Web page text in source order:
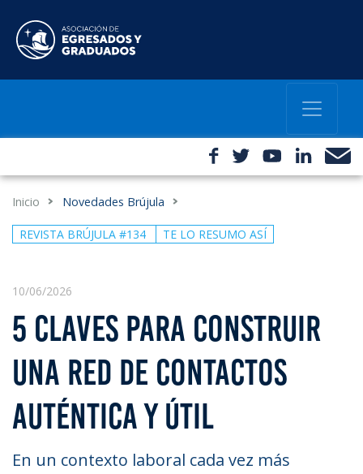
Inicio Novedades Brújula
REVISTA BRÚJULA #134 TE LO RESUMO ASÍ
10/06/2026
5 CLAVES PARA CONSTRUIR
UNA RED DE CONTACTOS
AUTÉNTICA Y ÚTIL
En un contexto laboral cada vez más